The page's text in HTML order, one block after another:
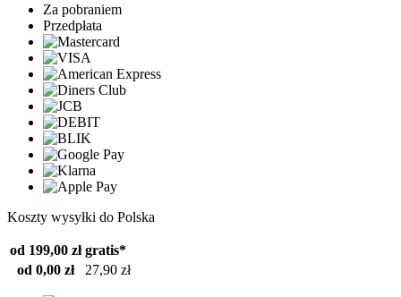
Za pobraniem
Przedpłata
Koszty wysyłki do Polska
od 199,00 zł gratis*
od 0,00 zł
27,90 zł